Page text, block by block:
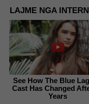
LAJME NGA
See How The Blue
Cast Has Changed
Years